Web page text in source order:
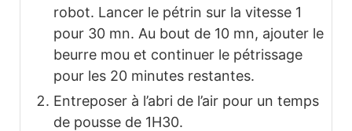
robot. Lancer le pétrin sur la vitesse 1
pour 30 mn. Au bout de 10 mn, ajouter le
beurre mou et continuer le pétrissage
pour les 20 minutes restantes.
Entreposer à l’abri de l’air pour un temps
de pousse de 1H30.